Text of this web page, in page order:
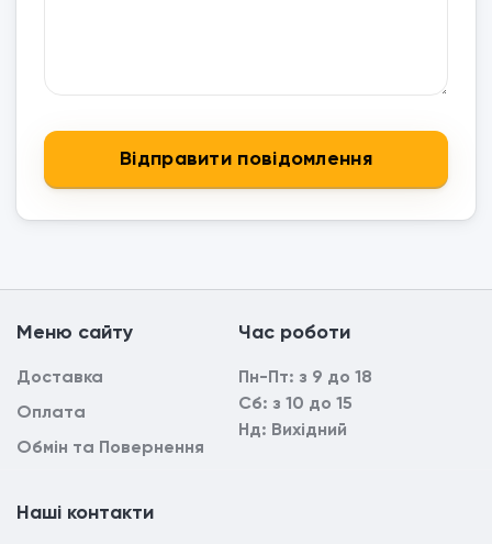
Mеню сайтy
Доставка
Оплата
Обмін та Повернення
Час роботи
Пн-Пт: з 9 до 18
Сб: з 10 до 15
Нд: Вихідний
Наші контакти